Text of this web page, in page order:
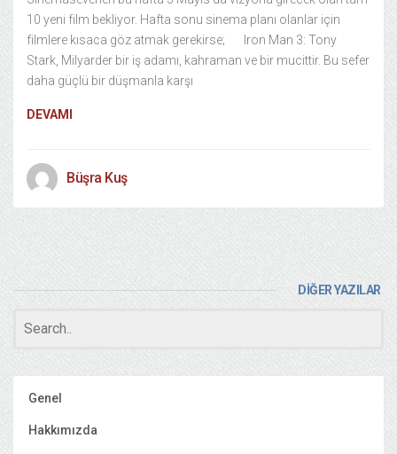
10 yeni film bekliyor. Hafta sonu sinema planı olanlar için
filmlere kısaca göz atmak gerekirse; Iron Man 3: Tony
Stark, Milyarder bir iş adamı, kahraman ve bir mucittir. Bu sefer
daha güçlü bir düşmanla karşı
DEVAMI
Büşra Kuş
DİĞER YAZILAR
Genel
Hakkımızda